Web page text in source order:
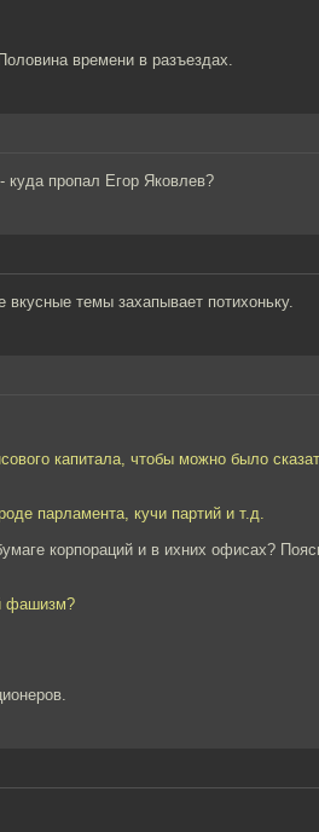
времени в разъездах.
куда пропал Егор Яковлев?
темы захапывает потихоньку.
капитала, чтобы можно было
парламента, кучи партий и т.д.
корпораций и в ихних офисах?
фашизм?